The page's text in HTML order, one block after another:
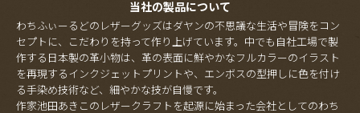
当社の製品について
わちふぃーるどのレザーグッズはダヤンの不思議な生活や冒険をコン
セプトに、こだわりを持って作り上げています。中でも自社工場で製
作する日本製の革小物は、革の表面に鮮やかなフルカラーのイラスト
を再現するインクジェットプリントや、エンボスの型押しに色を付け
る手染め技術など、細やかな技が自慢です。
作家池田あきこのレザークラフトを起源に始まった会社としてのわち